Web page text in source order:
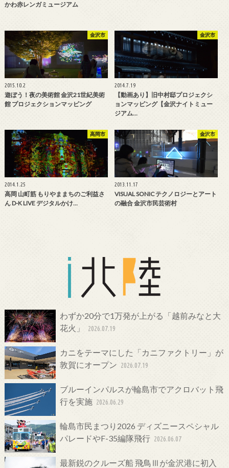
かわ赤レンガミュージアム
金沢市
2015.10.2
遊ぼう！夜の美術館 金沢21世紀美術
館 プロジェクションマッピング
金沢市
2014.7.19
【動画あり】旧中村邸プロジェクシ
ョンマッピング【金沢ナイトミュー
ジアム…
高岡市
2014.1.25
高岡 山町筋 もりやままちのご利益さ
ん D-K LIVE デジタルかけ…
金沢市
2013.11.17
VISUAL SONIC テクノロジーとアート
の融合 金沢市民芸術村
わずか20分で1万発が上がる「越前みなと大
花火」
2026.07.19
カニをテーマにした「カニファクトリー」が
敦賀にオープン 2026.07.19
ブルーインパルスが輪島市でアクロバット飛
行を実施 2026.06.29
輪島市民まつり2026 ディズニースペシャル
パレードやF-35編隊飛行 2026.06.07
最新鋭のクルーズ船 飛鳥Ⅲが金沢港に初入